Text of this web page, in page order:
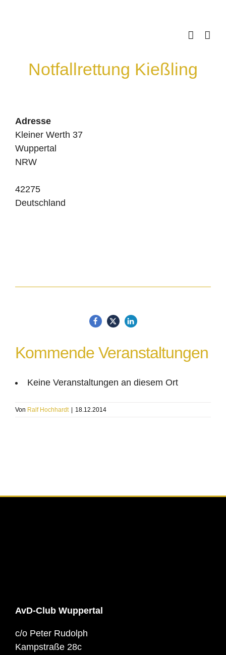
Notfallrettung Kießling
Adresse
Kleiner Werth 37
Wuppertal
NRW
42275
Deutschland
Kommende Veranstaltungen
Keine Veranstaltungen an diesem Ort
Von Ralf Hochhardt 18.12.2014
AvD-Club Wuppertal
c/o Peter Rudolph
Kampstraße 28c